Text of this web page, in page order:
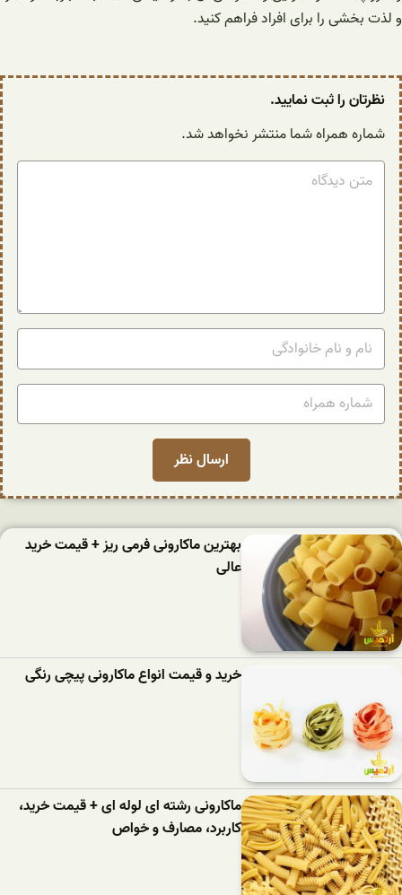
و لذت بخشی را برای افراد فراهم کنید.
نظرتان را ثبت نمایید.
شماره همراه شما منتشر نخواهد شد.
بهترین ماکارونی فرمی ریز + قیمت خرید
عالی
خرید و قیمت انواع ماکارونی پیچی رنگی
ماکارونی رشته ای لوله ای + قیمت خرید،
کاربرد، مصارف و خواص